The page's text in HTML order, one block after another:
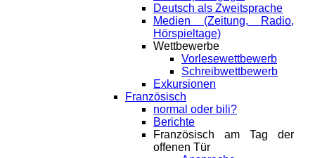
Deutsch als Zweitsprache
Medien (Zeitung, Radio,
Hörspieltage)
Wettbewerbe
Vorlesewettbewerb
Schreibwettbewerb
Exkursionen
Französisch
normal oder bili?
Berichte
Französisch am Tag der
offenen Tür